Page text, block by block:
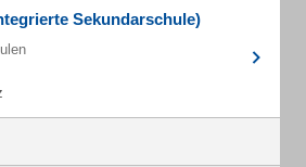
Sekundarschule)